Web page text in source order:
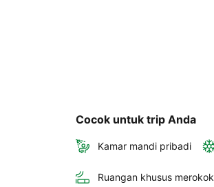
Cocok untuk trip Anda
Kamar mandi pribadi
Ruangan khusus merokok